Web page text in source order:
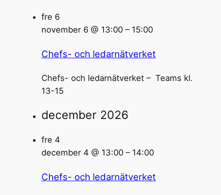
fre 6
november 6 @ 13:00– 15:00
Chefs- och ledarnätverket
Chefs- och ledarnätverket – Teams kl.
13-15
december 2026
fre 4
december 4 @ 13:00– 14:00
Chefs- och ledarnätverket